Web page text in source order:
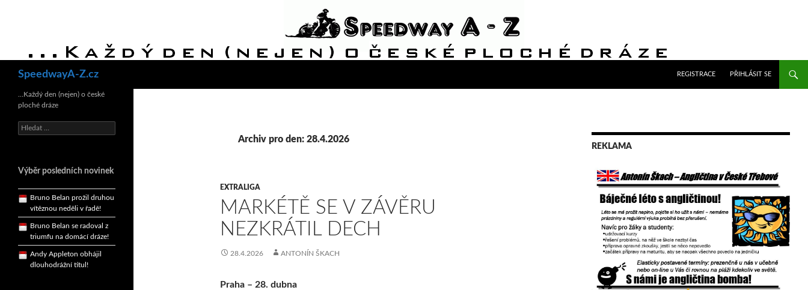
SpeedwayA-Z.cz
REGISTRACE
PŘIHLÁSIT SE
Archiv pro den: 28.4.2026
EXTRALIGA
MARKÉTĚ SE V ZÁVĚRU
NEZKRÁTIL DECH
28.4.2026 ANTONÍN ŠKACH
Praha – 28. dubna
REKLAMA
…Každý den (nejen) o české
ploché dráze
Vyhledávání
Výběr posledních novinek
Bruno Belan se radoval z
triumfu na domácí dráze!
Andy Appleton obhájil
Reprezentační dvojice
překvapeními!
vítěznou neděli v řadě!
dlouhodrážní titul!